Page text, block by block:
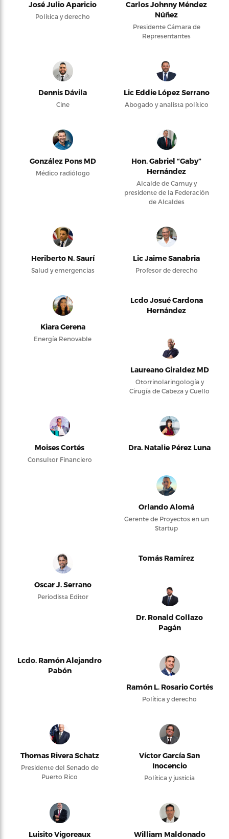
José Julio Aparicio
Política y derecho
Carlos Johnny Méndez
Núñez
Presidente Cámara de
Representantes
Dennis Dávila
Cine
Lic Eddie López Serrano
Abogado y analista político
González Pons MD
Médico radiólogo
Hon. Gabriel “Gaby”
Hernández
Alcalde de Camuy y
presidente de la Federación
de Alcaldes
Heriberto N. Saurí
Salud y emergencias
Lic Jaime Sanabria
Profesor de derecho
Kiara Gerena
Energía Renovable
Lcdo Josué Cardona
Hernández
Laureano Giraldez MD
Otorrinolaringología y
Cirugía de Cabeza y Cuello
Moises Cortés
Consultor Financiero
Dra. Natalie Pérez Luna
Orlando Alomá
Gerente de Proyectos en un
Startup
Oscar J. Serrano
Periodista Editor
Tomás Ramírez
Dr. Ronald Collazo
Pagán
Lcdo. Ramón Alejandro
Pabón
Ramón L. Rosario Cortés
Política y derecho
Thomas Rivera Schatz
Presidente del Senado de
Puerto Rico
Víctor García San
Inocencio
Política y justicia
Luisito Vigoreaux William Maldonado